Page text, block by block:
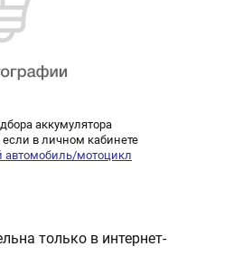
аккумулятора
в личном кабинете
автомобиль/мотоцикл
только в интернет-